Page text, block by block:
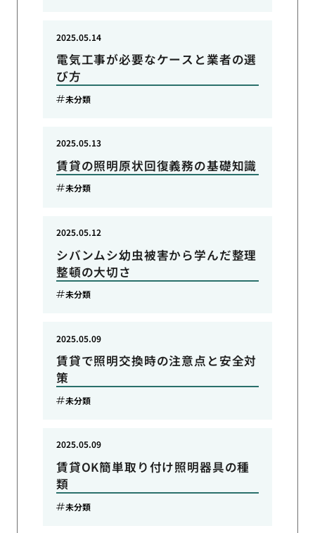
電気工事が必要なケースと業者の選
び方
2025.05.14
未分類
賃貸の照明原状回復義務の基礎知識
2025.05.13
未分類
シバンムシ幼虫被害から学んだ整理
整頓の大切さ
2025.05.12
未分類
賃貸で照明交換時の注意点と安全対
策
2025.05.09
未分類
賃貸OK簡単取り付け照明器具の種
類
2025.05.09
未分類